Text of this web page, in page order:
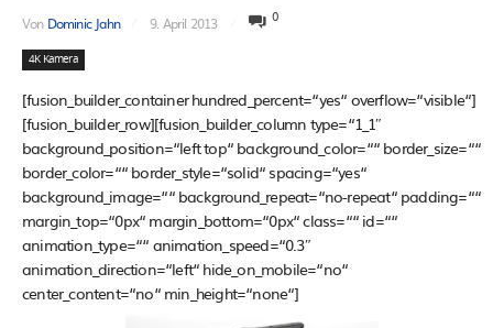
Von Dominic Jahn 9. April 2013 0
4K Kamera
[fusion_builder_container hundred_percent=“yes“ overflow=“visible“]
[fusion_builder_row][fusion_builder_column type=“1_1″
background_position=“left top“ background_color=““ border_size=““
border_color=““ border_style=“solid“ spacing=“yes“
background_image=““ background_repeat=“no-repeat“ padding=““
margin_top=“0px“ margin_bottom=“0px“ class=““ id=““
animation_type=““ animation_speed=“0.3″
animation_direction=“left“ hide_on_mobile=“no“
center_content=“no“ min_height=“none“]